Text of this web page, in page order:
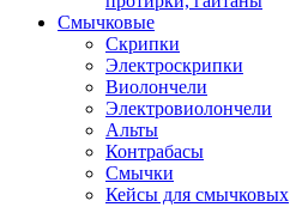
Смычковые
Скрипки
Электроскрипки
Виолончели
Электровиолончели
Альты
Контрабасы
Смычки
Кейсы для смычковых